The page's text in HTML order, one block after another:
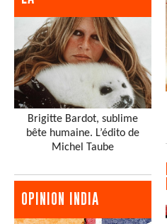
Brigitte Bardot, sublime
bête humaine. L’édito de
Michel Taube
OPINION INDIA